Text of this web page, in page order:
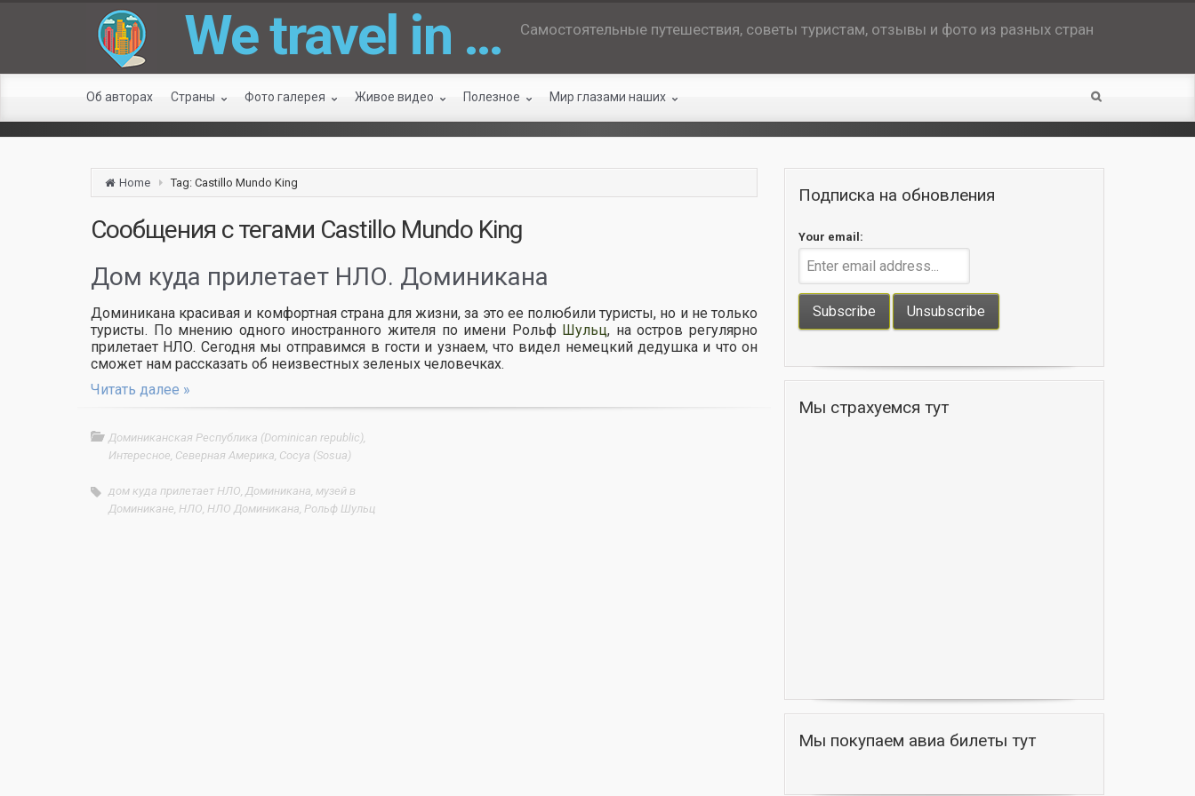
We travel in … Самостоятельные путешествия, советы туристам, отзывы и фото из разных стран
Об авторах Страны Фото галерея Живое видео Полезное Мир глазами наших
Home Tag: Castillo Mundo King
Сообщения с тегами Castillo Mundo King
Дом куда прилетает НЛО. Доминикана
Доминикана красивая и комфортная страна для жизни, за это ее полюбили туристы, но и не только
туристы. По мнению одного иностранного жителя по имени Рольф Шульц, на остров регулярно
прилетает НЛО. Сегодня мы отправимся в гости и узнаем, что видел немецкий дедушка и что он
сможет нам рассказать об неизвестных зеленых человечках.
Читать далее »
Доминиканская Республика (Dominican republic)
Интересное Северная Америка Сосуа (Sosua)
дом куда прилетает НЛО Доминикана музей в
Доминикане НЛО НЛО Доминикана Рольф Шульц
Подписка на обновления
Your email:
Мы страхуемся тут
Мы покупаем авиа билеты тут